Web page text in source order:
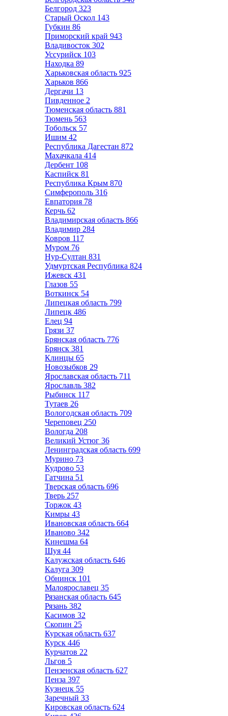
Белгород 323
Старый Оскол 143
Губкин 86
Приморский край 943
Владивосток 302
Уссурийск 103
Находка 89
Харьковская область 925
Харьков 866
Дергачи 13
Пивденное 2
Тюменская область 881
Тюмень 563
Тобольск 57
Ишим 42
Республика Дагестан 872
Махачкала 414
Дербент 108
Каспийск 81
Республика Крым 870
Симферополь 316
Евпатория 78
Керчь 62
Владимирская область 866
Владимир 284
Ковров 117
Муром 76
Нур-Султан 831
Удмуртская Республика 824
Ижевск 431
Глазов 55
Воткинск 54
Липецкая область 799
Липецк 486
Елец 94
Грязи 37
Брянская область 776
Брянск 381
Клинцы 65
Новозыбков 29
Ярославская область 711
Ярославль 382
Рыбинск 117
Тутаев 26
Вологодская область 709
Череповец 250
Вологда 208
Великий Устюг 36
Ленинградская область 699
Мурино 73
Кудрово 53
Гатчина 51
Тверская область 696
Тверь 257
Торжок 43
Кимры 43
Ивановская область 664
Иваново 342
Кинешма 64
Шуя 44
Калужская область 646
Калуга 309
Обнинск 101
Малоярославец 35
Рязанская область 645
Рязань 382
Касимов 32
Скопин 25
Курская область 637
Курск 446
Курчатов 22
Льгов 5
Пензенская область 627
Пенза 397
Кузнецк 55
Заречный 33
Кировская область 624